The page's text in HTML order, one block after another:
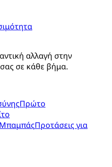
αλλαγή στην
σε κάθε βήμα.
Πρώτο
Προτάσεις για